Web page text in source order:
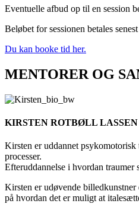
Eventuelle afbud op til en session
Beløbet for sessionen betales
Du kan booke tid her.
MENTORER OG
KIRSTEN ROTBØLL LASSEN
Kirsten er uddannet
processer.
Efteruddannelse i hvordan
Kirsten er udøvende
på hvordan det er muligt at